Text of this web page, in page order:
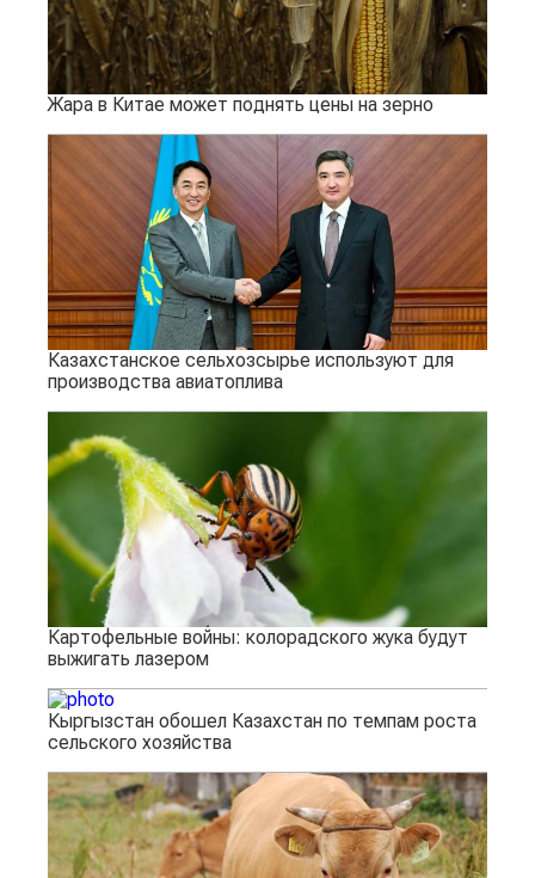
Жара в Китае может поднять цены на зерно
Казахстанское сельхозсырье используют для
производства авиатоплива
Картофельные войны: колорадского жука будут
выжигать лазером
Кыргызстан обошел Казахстан по темпам роста
сельского хозяйства